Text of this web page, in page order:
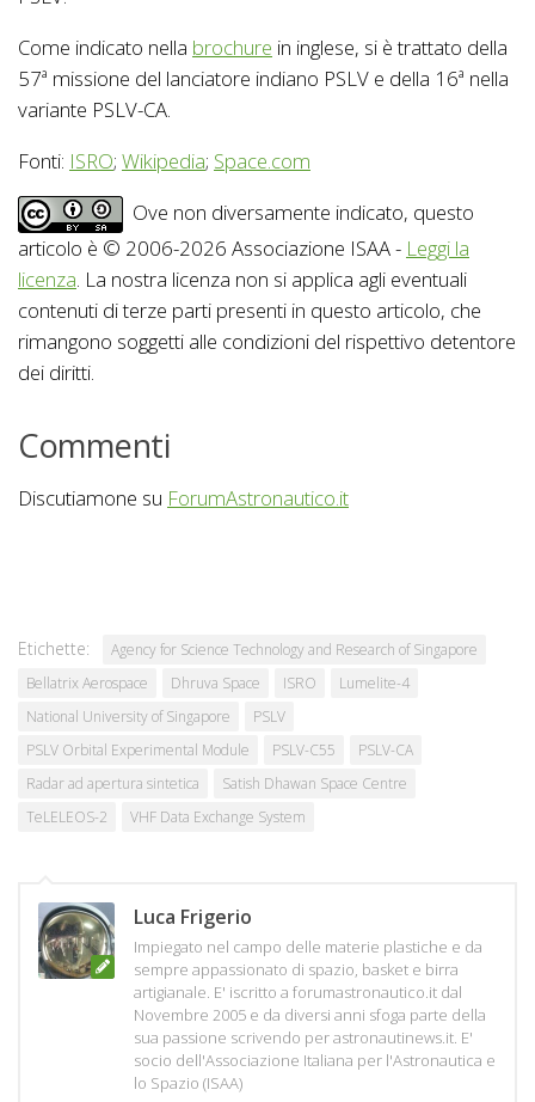
Come indicato nella brochure in inglese, si è trattato della
57ª missione del lanciatore indiano PSLV e della 16ª nella
variante PSLV-CA.
Fonti: ISRO; Wikipedia; Space.com
Ove non diversamente indicato, questo
articolo è © 2006-2026 Associazione ISAA - Leggi la
licenza. La nostra licenza non si applica agli eventuali
contenuti di terze parti presenti in questo articolo, che
rimangono soggetti alle condizioni del rispettivo detentore
dei diritti.
Commenti
Discutiamone su ForumAstronautico.it
Etichette:
Agency for Science Technology and Research of Singapore
Bellatrix Aerospace
Dhruva Space ISRO
Lumelite-4
National University of Singapore
PSLV
PSLV Orbital Experimental Module
PSLV-C55
PSLV-CA
Radar ad apertura sintetica
Satish Dhawan Space Centre
TeLELEOS-2
VHF Data Exchange System
Luca Frigerio
Impiegato nel campo delle materie plastiche e da
sempre appassionato di spazio, basket e birra
artigianale. E' iscritto a forumastronautico.it dal
Novembre 2005 e da diversi anni sfoga parte della
sua passione scrivendo per astronautinews.it. E'
socio dell'Associazione Italiana per l'Astronautica e
lo Spazio (ISAA)